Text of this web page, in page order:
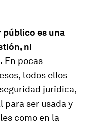
público es una
ni
En pocas
todos ellos
jurídica,
ser usada y
como en la